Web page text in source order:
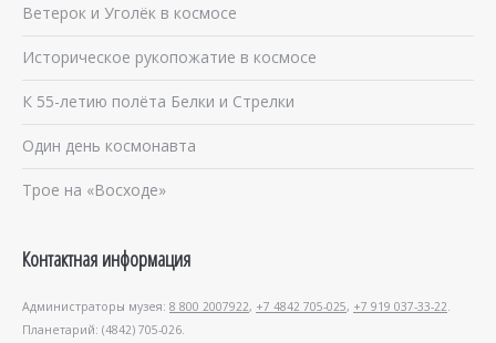
Ветерок и Уголёк в космосе
Историческое рукопожатие в космосе
К 55-летию полёта Белки и Стрелки
Один день космонавта
Трое на «Восходе»
Контактная информация
Администраторы музея: 8 800 2007922, +7 4842 705-025, +7 919 037-33-22.
Планетарий: (4842) 705-026.